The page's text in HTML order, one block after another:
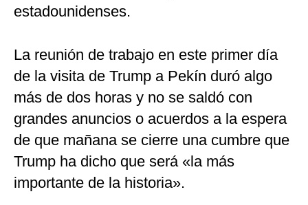
estadounidenses.
La reunión de trabajo en este primer día
de la visita de Trump a Pekín duró algo
más de dos horas y no se saldó con
grandes anuncios o acuerdos a la espera
de que mañana se cierre una cumbre que
Trump ha dicho que será «la más
importante de la historia».